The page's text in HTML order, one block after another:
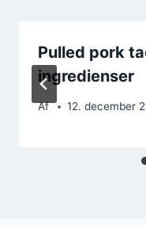
Pulled pork
ingredienser
Af 12. december